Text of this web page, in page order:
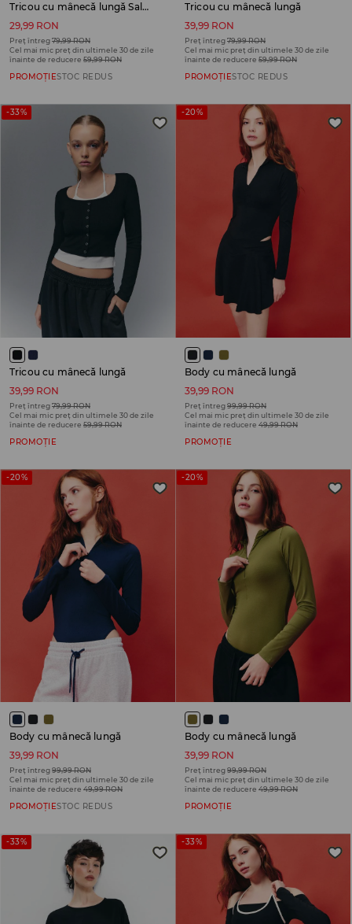
Tricou cu mânecă lungă Sally Carrera Cars
29,99 RON
Preț întreg79,99 RON
Cel mai mic preț din ultimele 30 de zile
înainte de reducere 59,99 RON
PROMOȚIESTOC REDUS
Tricou cu mânecă lungă
39,99 RON
Preț întreg79,99 RON
Cel mai mic preț din ultimele 30 de zile
înainte de reducere 59,99 RON
PROMOȚIESTOC REDUS
-33%
Tricou cu mânecă lungă
39,99 RON
Preț întreg79,99 RON
Cel mai mic preț din ultimele 30 de zile
înainte de reducere 59,99 RON
PROMOȚIE
-20%
Body cu mânecă lungă
39,99 RON
Preț întreg99,99 RON
Cel mai mic preț din ultimele 30 de zile
înainte de reducere 49,99 RON
PROMOȚIE
-20%
Body cu mânecă lungă
39,99 RON
Preț întreg99,99 RON
Cel mai mic preț din ultimele 30 de zile
înainte de reducere 49,99 RON
PROMOȚIESTOC REDUS
-20%
Body cu mânecă lungă
39,99 RON
Preț întreg99,99 RON
Cel mai mic preț din ultimele 30 de zile
înainte de reducere 49,99 RON
PROMOȚIE
-33% -33%